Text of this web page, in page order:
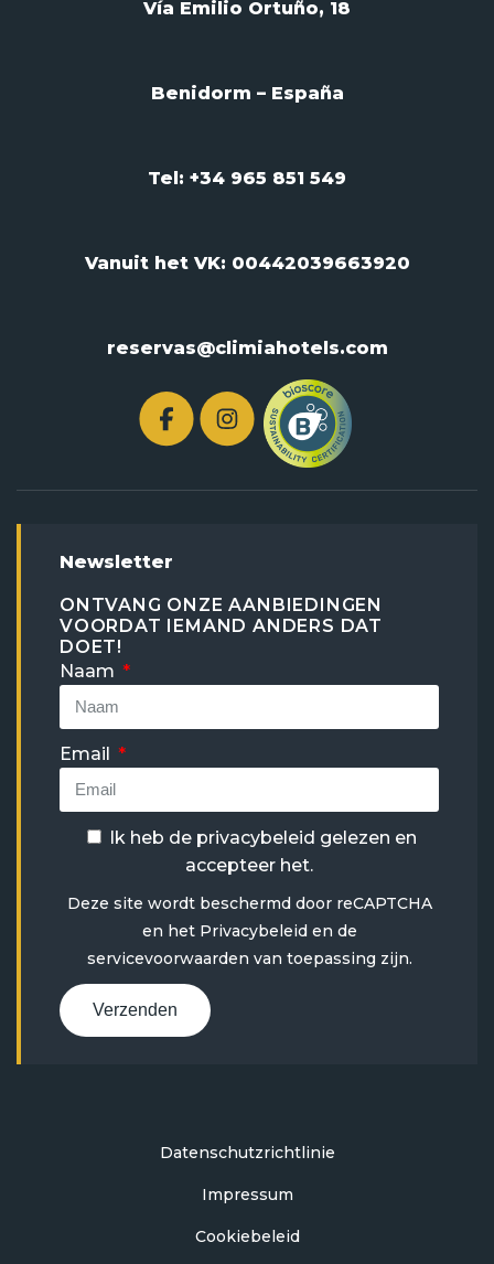
Vía Emilio Ortuño, 18
Benidorm – España
Tel: +34 965 851 549
Vanuit het VK: 00442039663920
reservas@climiahotels.com
Newsletter
ONTVANG ONZE AANBIEDINGEN
VOORDAT IEMAND ANDERS DAT
DOET!
Naam
Email
Ik heb de privacybeleid gelezen en
accepteer het.
Deze site wordt beschermd door reCAPTCHA
en het Privacybeleiden de
servicevoorwaarden van toepassing zijn.
Verzenden
Datenschutzrichtlinie
Impressum
Cookiebeleid